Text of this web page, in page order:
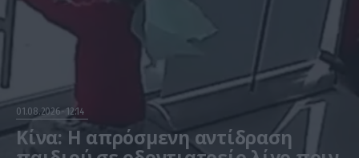
01.08.2026 12:14
Κίνα: Η απρόσμενη αντίδραση